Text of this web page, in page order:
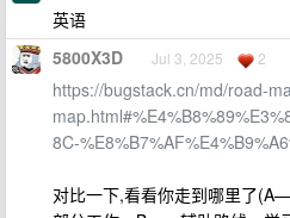
英语
5800X3D Jul 3, 2025 2
https://bugstack.cn/md/road-
8C-
对比一下,看看你走到哪里了